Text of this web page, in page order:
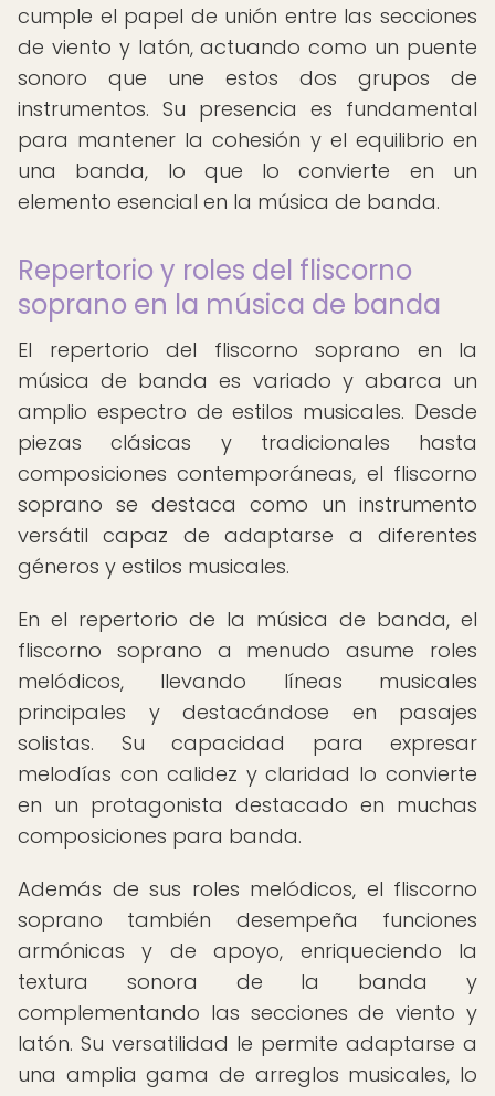
cumple el papel de unión entre las secciones
de viento y latón, actuando como un puente
sonoro que une estos dos grupos de
instrumentos. Su presencia es fundamental
para mantener la cohesión y el equilibrio en
una banda, lo que lo convierte en un
elemento esencial en la música de banda.
Repertorio y roles del fliscorno
soprano en la música de banda
El repertorio del fliscorno soprano en la
música de banda es variado y abarca un
amplio espectro de estilos musicales. Desde
piezas clásicas y tradicionales hasta
composiciones contemporáneas, el fliscorno
soprano se destaca como un instrumento
versátil capaz de adaptarse a diferentes
géneros y estilos musicales.
En el repertorio de la música de banda, el
fliscorno soprano a menudo asume roles
melódicos, llevando líneas musicales
principales y destacándose en pasajes
solistas. Su capacidad para expresar
melodías con calidez y claridad lo convierte
en un protagonista destacado en muchas
composiciones para banda.
Además de sus roles melódicos, el fliscorno
soprano también desempeña funciones
armónicas y de apoyo, enriqueciendo la
textura sonora de la banda y
complementando las secciones de viento y
latón. Su versatilidad le permite adaptarse a
una amplia gama de arreglos musicales, lo